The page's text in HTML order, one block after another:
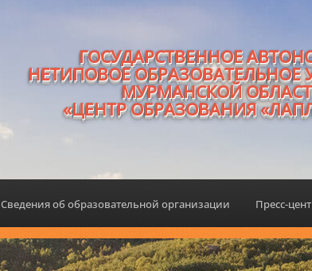
ГОСУДАРСТВЕННОЕ
НЕТИПОВОЕ ОБРАЗОВАТЕЛЬНОЕ
МУРМАНСКОЙ
«ЦЕНТР ОБРАЗОВАНИЯ
Сведения об образовательной организации Пресс-